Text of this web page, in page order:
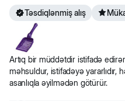
Təsdiqlənmiş alış
Artıq bir müddətdir istifadə
məhsuldur, istifadəyə yararlıdır,
asanlıqla əyilmədən götürür.